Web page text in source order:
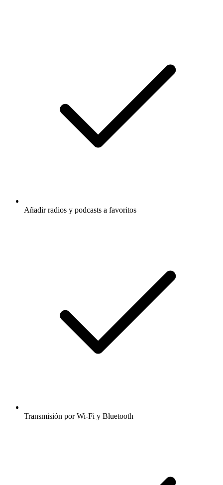
Añadir radios y podcasts a favoritos
Transmisión por Wi-Fi y Bluetooth